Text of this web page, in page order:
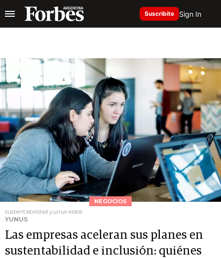
Suscribite Sign In
NEGOCIOS
sustentabilidad yunus eidos
YUNUS
Las empresas aceleran sus planes en
sustentabilidad e inclusión: quiénes